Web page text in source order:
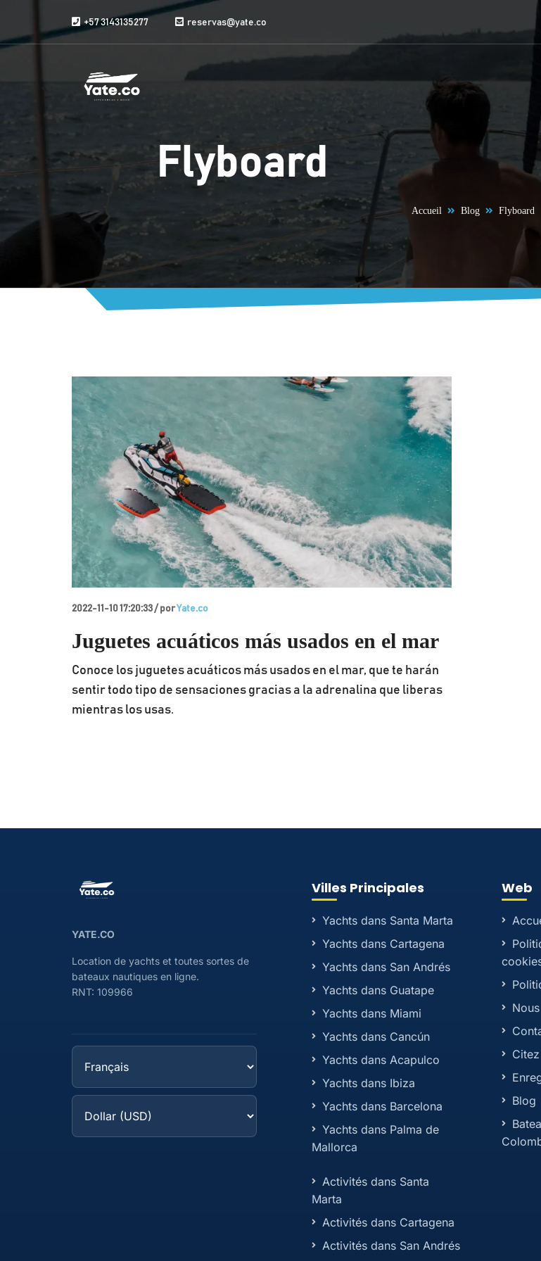
+57 3143135277 reservas@yate.co
Flyboard
Accueil Blog Flyboard
2022-11-10 17:20:33 / porYate.co
Juguetes acuáticos más usados en el mar
Conoce los juguetes acuáticos más usados en el mar, que te harán
sentir todo tipo de sensaciones gracias a la adrenalina que liberas
mientras los usas.
YATE.CO
Location de yachts et toutes sortes de
bateaux nautiques en ligne.
RNT: 109966
Villes Principales
Yachts dans Santa Marta
Yachts dans Cartagena
Yachts dans San Andrés
Yachts dans Guatape
Yachts dans Miami
Yachts dans Cancún
Yachts dans Acapulco
Yachts dans Ibiza
Yachts dans Barcelona
Yachts dans Palma de
Mallorca
Activités dans Santa
Marta
Activités dans Cartagena
Activités dans San Andrés
Web
Nous
Blog